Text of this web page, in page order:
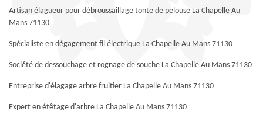
Artisan élagueur pour débroussaillage tonte de pelouse La Chapelle Au
Mans 71130
Spécialiste en dégagement fil électrique La Chapelle Au Mans 71130
Société de dessouchage et rognage de souche La Chapelle Au Mans 71130
Entreprise d'élagage arbre fruitier La Chapelle Au Mans 71130
Expert en étêtage d'arbre La Chapelle Au Mans 71130